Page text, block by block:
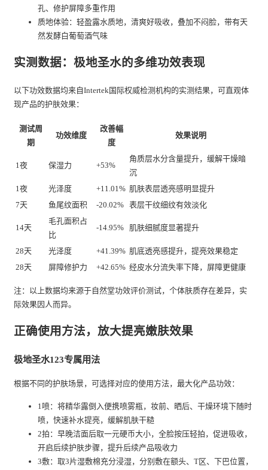
孔、修护屏障多重作用
质地体验：轻盈露水质地，清爽好吸收，叠加不闷脸，带有天
然发酵白葡萄酒气味
实测数据：极地圣水的多维功效表现
以下功效数据均来自Intertek国际权威检测机构的实测结果，可直观体
现产品的护肤效果：
测试周
期
功效维度
改善幅
度
效果说明
1夜 保湿力 +53%
角质层水分含量提升，缓解干燥暗
沉
1夜
光泽度 +11.01% 肌肤表层透亮感明显提升
7天
鱼尾纹面积 -20.02% 表层干纹细纹有效淡化
14天
毛孔面积占
比
-14.95% 肌肤细腻度显著提升
28天 光泽度 +41.39% 肌底透亮感提升，提亮效果稳定
28天
屏障修护力 +42.65% 经皮水分流失率下降，屏障更健康
注：以上数据均来源于自然堂功效评价测试，个体肤质存在差异，实
际效果因人而异。
正确使用方法，放大提亮嫩肤效果
极地圣水123专属用法
根据不同的护肤场景，可选择对应的使用方法，最大化产品功效：
1喷：将精华露倒入便携喷雾瓶，妆前、晒后、干燥环境下随时
喷，快速补水提亮，缓解肌肤干糙
2拍：早晚洁面后取一元硬币大小，全脸按压轻拍，促进吸收，
开启后续护肤步骤，提升后续产品吸收力
3敷：取3片湿敷棉充分浸湿，分别敷在额头、T区、下巴位置，